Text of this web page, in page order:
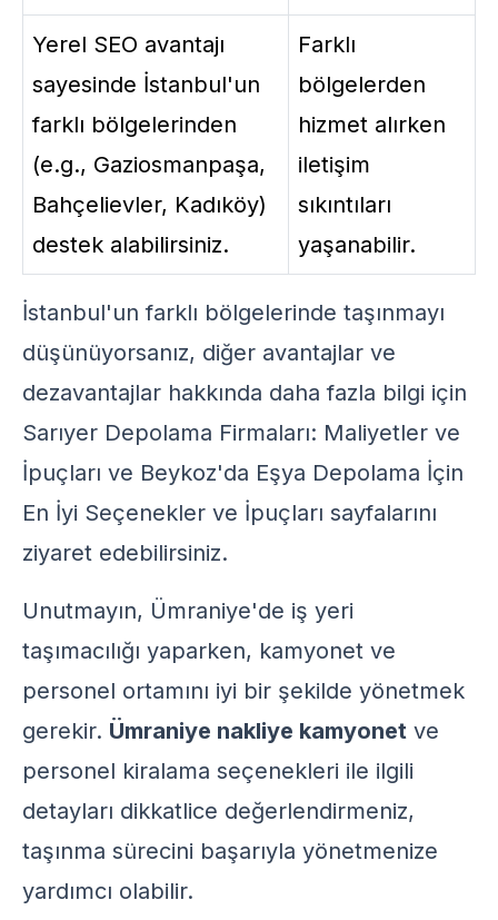
Yerel SEO avantajı
sayesinde İstanbul'un
farklı bölgelerinden
(e.g., Gaziosmanpaşa,
Bahçelievler, Kadıköy)
destek alabilirsiniz.
Farklı
bölgelerden
hizmet alırken
iletişim
sıkıntıları
yaşanabilir.
İstanbul'un farklı bölgelerinde taşınmayı
düşünüyorsanız, diğer avantajlar ve
dezavantajlar hakkında daha fazla bilgi için
Sarıyer Depolama Firmaları: Maliyetler ve
İpuçları ve Beykoz'da Eşya Depolama İçin
En İyi Seçenekler ve İpuçları sayfalarını
ziyaret edebilirsiniz.
Unutmayın, Ümraniye'de iş yeri
taşımacılığı yaparken, kamyonet ve
personel ortamını iyi bir şekilde yönetmek
gerekir. Ümraniye nakliye kamyonet ve
personel kiralama seçenekleri ile ilgili
detayları dikkatlice değerlendirmeniz,
taşınma sürecini başarıyla yönetmenize
yardımcı olabilir.